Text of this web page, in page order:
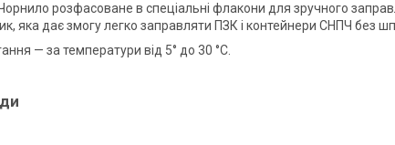
розфасоване в спеціальні флакони для зручного
яка дає змогу легко заправляти ПЗК і контейнери СНПЧ без
— за температури від 5° до 30 °C.